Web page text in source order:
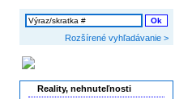
Rozšírené vyhľadávanie >
Reality, nehnuteľnosti